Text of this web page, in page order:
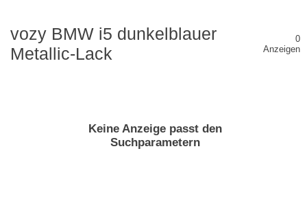
vozy BMW i5 dunkelblauer
Metallic-Lack
0
Anzeigen
Keine Anzeige passt den
Suchparametern